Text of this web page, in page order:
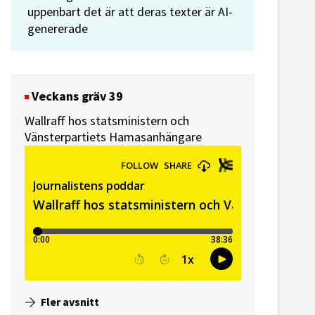
uppenbart det är att deras texter är AI-
genererade
Veckans gräv 39
Wallraff hos statsministern och
Vänsterpartiets Hamasanhängare
Fler avsnitt